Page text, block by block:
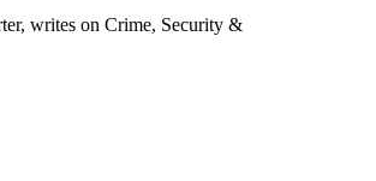
writes on Crime, Security &